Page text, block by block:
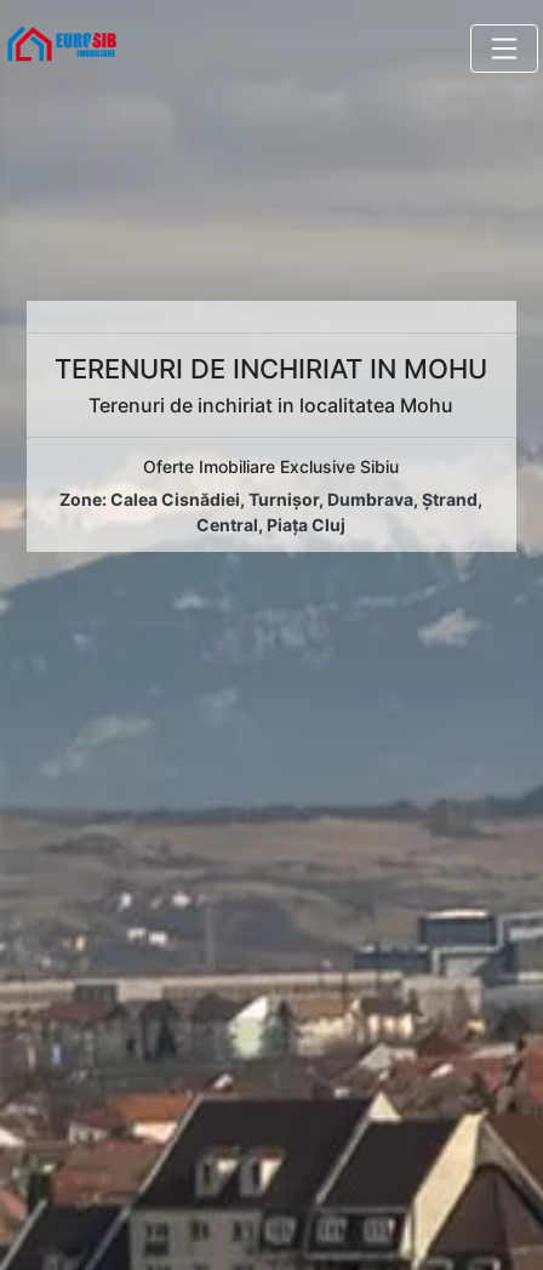
TERENURI DE INCHIRIAT IN MOHU
Terenuri de inchiriat in localitatea Mohu
Oferte Imobiliare Exclusive Sibiu
Zone:Calea Cisnădiei,Turnișor, Dumbrava,Ștrand,
Central,Piața Cluj